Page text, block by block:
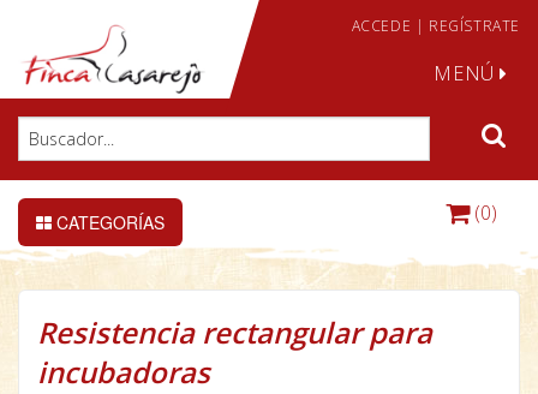
ACCEDE | REGÍSTRATE
MENÚ
CATEGORÍAS (0)
Resistencia rectangular para
incubadoras